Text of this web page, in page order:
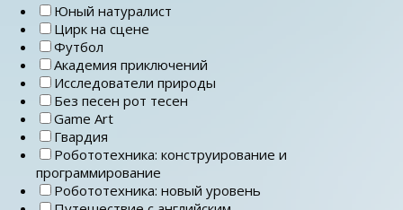
Юный натуралист
Цирк на сцене
Футбол
Академия приключений
Исследователи природы
Без песен рот тесен
Game Art
Гвардия
Робототехника: конструирование и
программирование
Робототехника: новый уровень